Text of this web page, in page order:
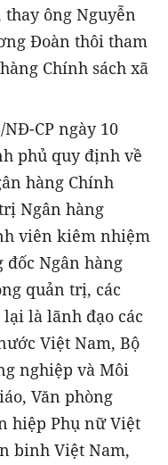
ông Nguyễn
Đoàn thôi tham
Chính sách xã
CP ngày 10
phủ quy định về
hàng Chính
Ngân hàng
viên kiêm nhiệm
đốc Ngân hàng
quản trị, các
là lãnh đạo các
Việt Nam, Bộ
nghiệp và Môi
Văn phòng
hiệp Phụ nữ Việt
binh Việt Nam,